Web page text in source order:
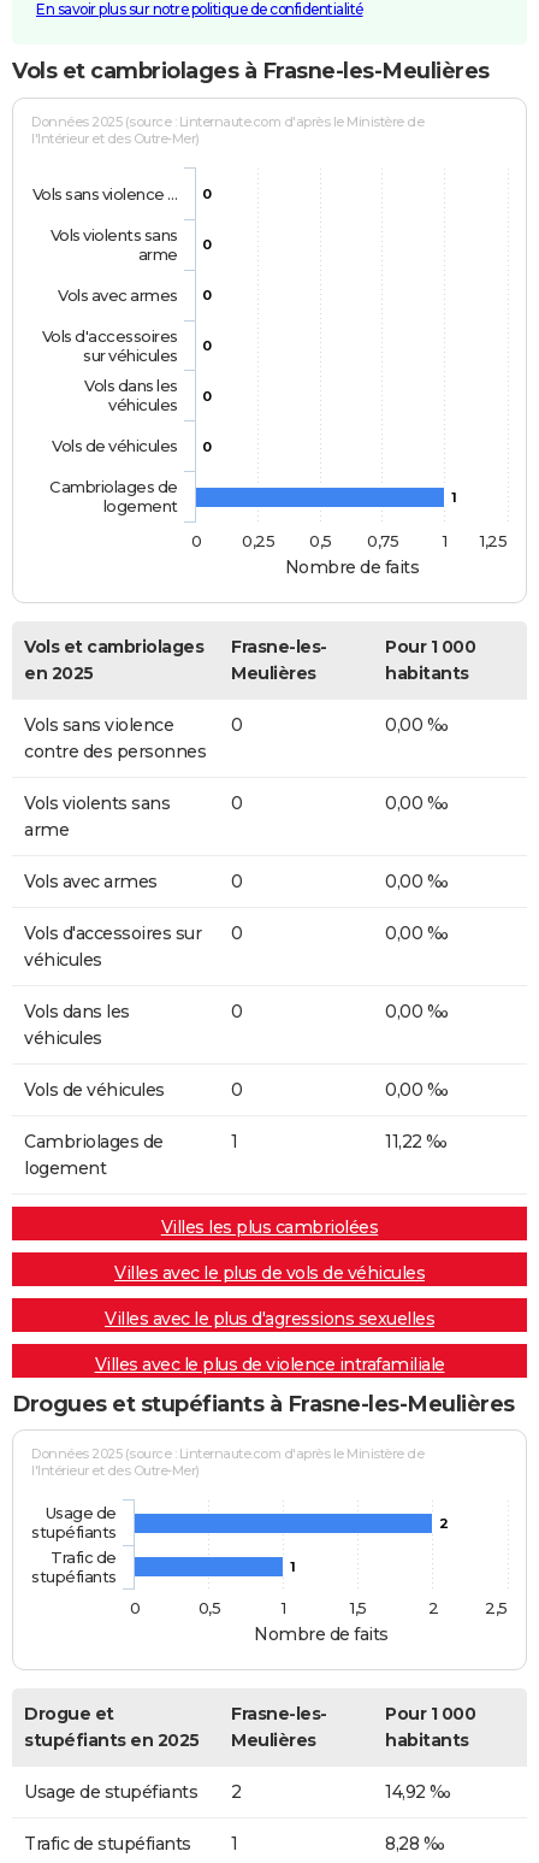
En savoir plus sur notre politique de confidentialité
Vols et cambriolages à Frasne-les-Meulières
Nombre de faits
Données 2025 (source : Linternaute.com d'après le Ministère de
l'Intérieur et des Outre-Mer)
0
0
0
0
0
0
1
Vols sans violence …
Vols violents sans
arme
Vols avec armes
Vols d'accessoires
sur véhicules
Vols dans les
véhicules
Vols de véhicules
Cambriolages de
logement
0
1
0,25 0,5 0,75 1,25
Vols et cambriolages
en 2025
Frasne-les-
Meulières
Pour 1 000
habitants
Vols sans violence
contre des personnes
0 0,00 ‰
Vols violents sans
arme
0 0,00 ‰
Vols avec armes 0 0,00 ‰
Vols d'accessoires sur
véhicules
0 0,00 ‰
Vols dans les
véhicules
0 0,00 ‰
Vols de véhicules 0 0,00 ‰
Cambriolages de
logement
1 11,22 ‰
Villes les plus cambriolées
Villes avec le plus de vols de véhicules
Villes avec le plus d'agressions sexuelles
Villes avec le plus de violence intrafamiliale
Drogues et stupéfiants à Frasne-les-Meulières
Nombre de faits
Données 2025 (source : Linternaute.com d'après le Ministère de
l'Intérieur et des Outre-Mer)
2
1
Usage de
stupéfiants
Trafic de
stupéfiants
0
0,5 1 1,5 2 2,5
Drogue et
stupéfiants en 2025
Frasne-les-
Meulières
Pour 1 000
habitants
Usage de stupéfiants 2 14,92 ‰
Trafic de stupéfiants 1 8,28 ‰